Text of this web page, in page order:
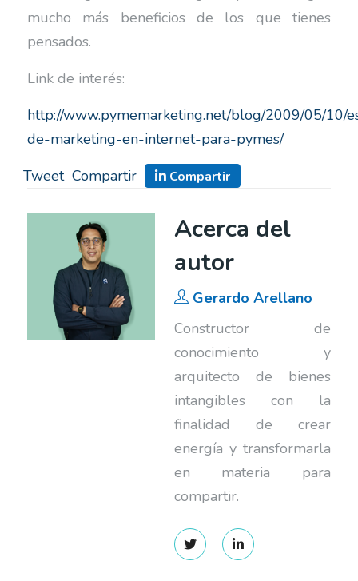
mucho más beneficios de los que tienes
pensados.
Link de interés:
http://www.pymemarketing.net/blog/2009/05/10/
de-marketing-en-internet-para-pymes/
Tweet Compartir Compartir
Acerca del
autor
Gerardo Arellano
Constructor de
conocimiento y
arquitecto de bienes
intangibles con la
finalidad de crear
energía y transformarla
en materia para
compartir.